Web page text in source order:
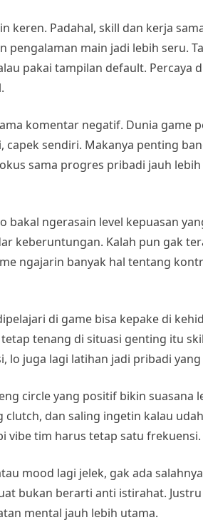
keren. Padahal, skill dan kerja
main jadi lebih seru.
pakai tampilan default. Percaya
komentar negatif. Dunia game
capek sendiri. Makanya penting
sama progres pribadi jauh
ngerasain level kepuasan
keberuntungan. Kalah pun gak
ngajarin banyak hal tentang
di game bisa kepake di
tenang di situasi genting itu
lo juga lagi latihan jadi pribadi
circle yang positif bikin suasana
dan saling ingetin kalau
vibe tim harus tetap satu frekuensi.
mood lagi jelek, gak ada
bukan berarti anti istirahat.
mental jauh lebih utama.